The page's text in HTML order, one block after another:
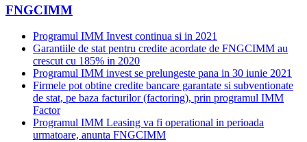
FNGCIMM
Programul IMM Invest continua si in 2021
Garantiile de stat pentru credite acordate de FNGCIMM au
crescut cu 185% in 2020
Programul IMM invest se prelungeste pana in 30 iunie 2021
Firmele pot obtine credite bancare garantate si subventionate
de stat, pe baza facturilor (factoring), prin programul IMM
Factor
Programul IMM Leasing va fi operational in perioada
urmatoare, anunta FNGCIMM